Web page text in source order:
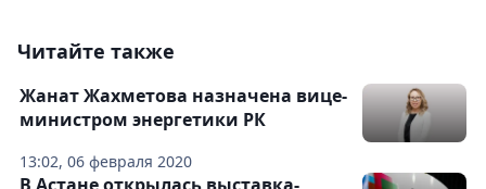
Читайте также
13:02, 06 февраля 2020
Жанат Жахметова назначена вице-
министром энергетики РК